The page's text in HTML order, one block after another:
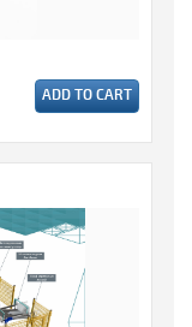
ADD TO CART